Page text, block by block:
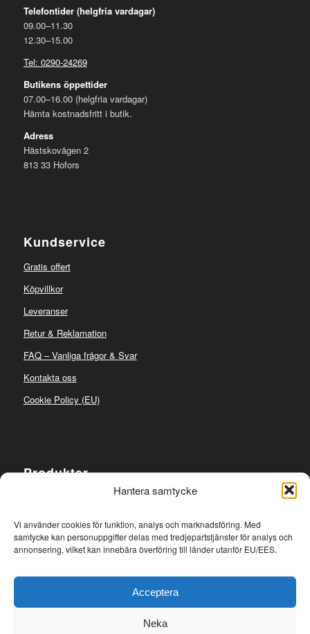
Hantera samtycke
Vi använder cookies för funktion, analys och marknadsföring. Med
samtycke kan personuppgifter delas med tredjepartstjänster för analys och
annonsering, vilket kan innebära överföring till länder utanför EU/EES.
Acceptera
Neka
Telefontider (helgfria vardagar)
09.00–11.30
12.30–15.00
Tel: 0290-24269
Butikens öppettider
07.00–16.00 (helgfria vardagar)
Hämta kostnadsfritt i butik.
Adress
Hästskovägen 2
813 33 Hofors
Kundservice
Gratis offert
Köpvillkor
Leveranser
Retur & Reklamation
FAQ – Vanliga frågor & Svar
Kontakta oss
Cookie Policy (EU)
Produkter
Plåtdetaljer
Taksäkerhet